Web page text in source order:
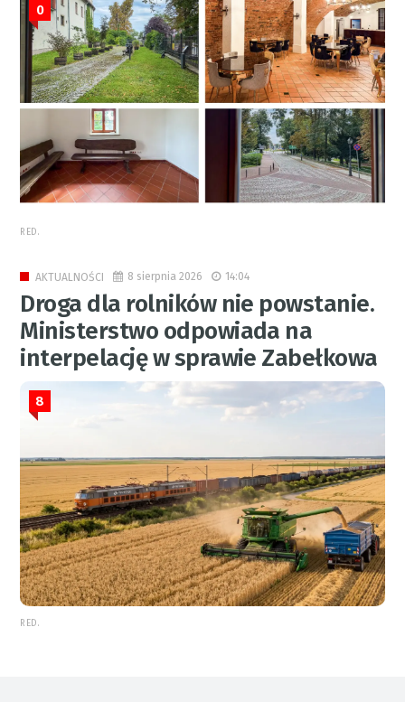
0
RED.
AKTUALNOŚCI 8 sierpnia 2026 14:04
Droga dla rolników nie powstanie.
Ministerstwo odpowiada na
interpelację w sprawie Zabełkowa
8
RED.